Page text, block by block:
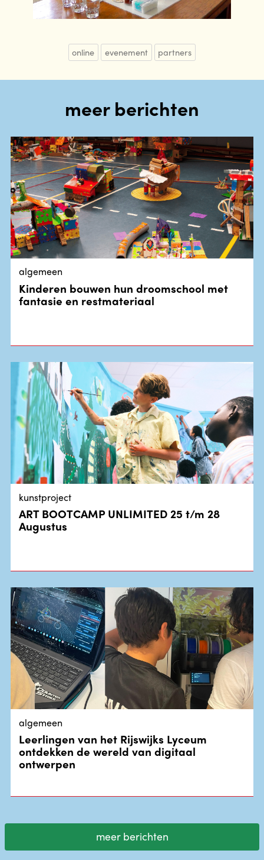
online evenement partners
meer berichten
algemeen
Kinderen bouwen hun droomschool met
fantasie en restmateriaal
kunstproject
ART BOOTCAMP UNLIMITED 25 t/m 28
Augustus
algemeen
Leerlingen van het Rijswijks Lyceum
ontdekken de wereld van digitaal
ontwerpen
meer berichten